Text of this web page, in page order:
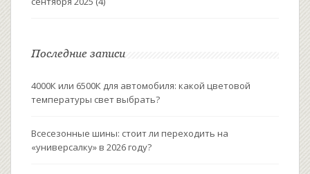
Последние записи
4000К или 6500К для автомобиля: какой цветовой
температуры свет выбрать?
Всесезонные шины: стоит ли переходить на
«универсалку» в 2026 году?